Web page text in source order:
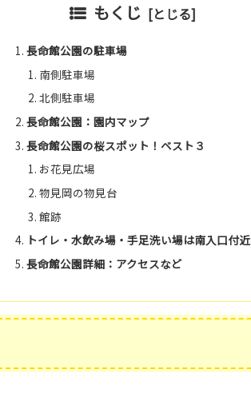
もくじ
長命館公園の駐車場
南側駐車場
北側駐車場
長命館公園：園内マップ
長命館公園の桜スポット！ベスト３
お花見広場
物見岡の物見台
館跡
トイレ・水飲み場・手足洗い場は南入口付近
長命館公園詳細：アクセスなど